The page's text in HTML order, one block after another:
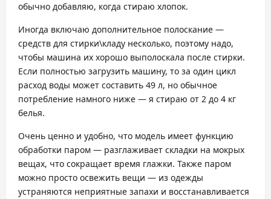
обычно добавляю, когда стираю хлопок.
Иногда включаю дополнительное полоскание —
средств для стирки\кладу несколько, поэтому надо,
чтобы машина их хорошо выполоскала после стирки.
Если полностью загрузить машину, то за один цикл
расход воды может составить 49 л, но обычное
потребление намного ниже — я стираю от 2 до 4 кг
белья.
Очень ценно и удобно, что модель имеет функцию
обработки паром — разглаживает складки на мокрых
вещах, что сокращает время глажки. Также паром
можно просто освежить вещи — из одежды
устраняются неприятные запахи и восстанавливается